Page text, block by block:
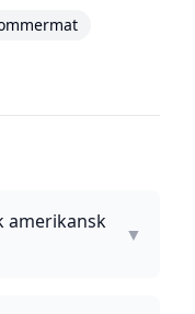
amerikansk
▼